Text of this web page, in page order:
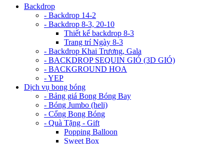
Backdrop
- Backdrop 14-2
- Backdrop 8-3, 20-10
Thiết kế backdrop 8-3
Trang trí Ngày 8-3
- Backdrop Khai Trương, Gala
- BACKDROP SEQUIN GIÓ (3D GIÓ)
- BACKGROUND HOA
- YEP
Dịch vụ bong bóng
- Bảng giá Bong Bóng Bay
- Bóng Jumbo (heli)
- Cổng Bong Bóng
- Quà Tặng - Gift
Popping Balloon
Sweet Box